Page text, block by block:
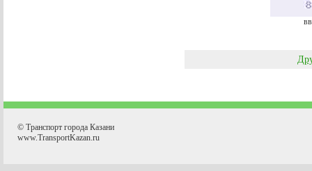
© Транспорт города Казани
www.TransportKazan.ru